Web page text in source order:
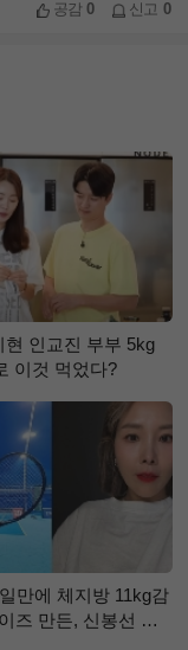
공감0 신고 0
현 인교진 부부 5kg
이것 먹었다?
만에 체지방 11kg감
즈 만든, 신봉선 식